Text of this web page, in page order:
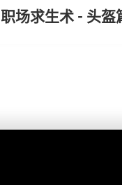
职场求生术 - 头盔